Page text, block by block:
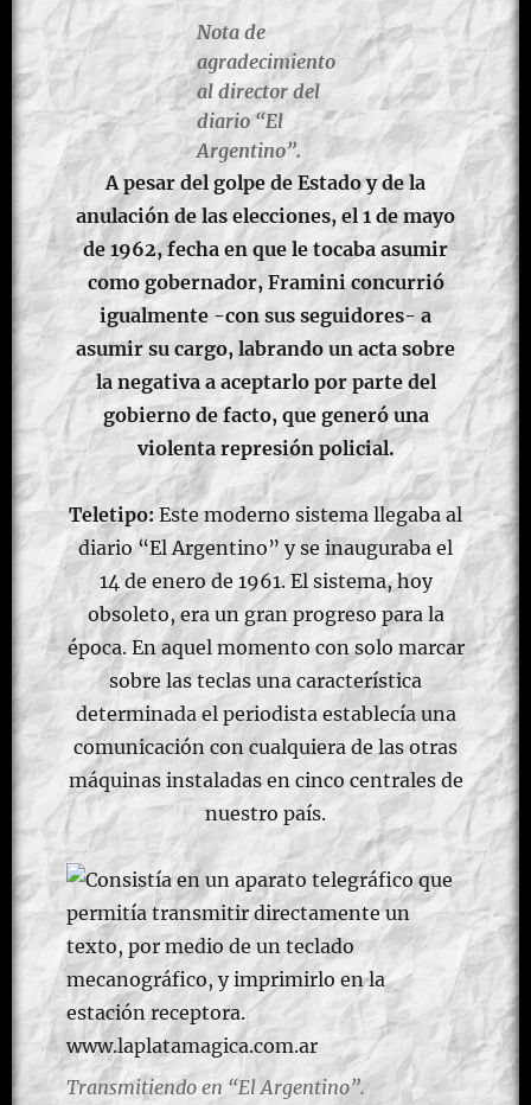
Nota de
agradecimiento
al director del
diario “El
Argentino”.
A pesar del golpe de Estado y de la
anulación de las elecciones, el 1 de mayo
de 1962, fecha en que le tocaba asumir
como gobernador, Framini concurrió
igualmente -con sus seguidores- a
asumir su cargo, labrando un acta sobre
la negativa a aceptarlo por parte del
gobierno de facto, que generó una
violenta represión policial.
Teletipo:Este moderno sistema llegaba al
diario “El Argentino” y se inauguraba el
14 de enero de 1961. El sistema, hoy
obsoleto, era un gran progreso para la
época. En aquel momento con solo marcar
sobre las teclas una característica
determinada el periodista establecía una
comunicación con cualquiera de las otras
máquinas instaladas en cinco centrales de
nuestro país.
Transmitiendo en “El Argentino”.